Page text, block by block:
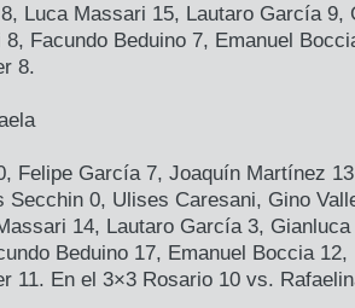
Luca Massari 15, Lautaro García 9,
8, Facundo Beduino 7, Emanuel
8.
Felipe García 7, Joaquín Martínez
Secchin 0, Ulises Caresani, Gino
14, Lautaro García 3,
Beduino 17, Emanuel Boccia
11. En el 3×3 Rosario 10 vs.